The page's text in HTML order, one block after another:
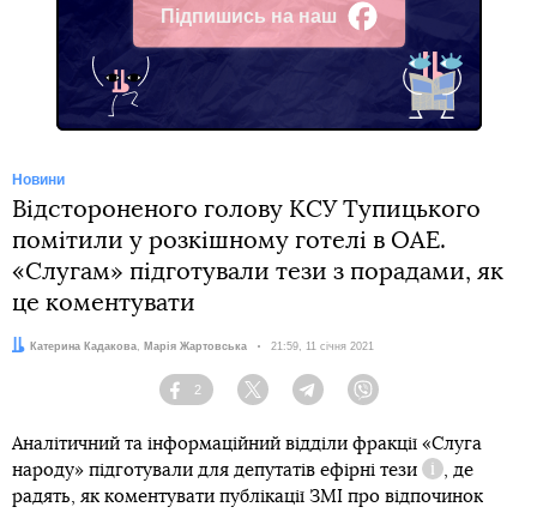
Підпишись на наш
Facebook
Новини
Відстороненого голову КСУ Тупицького
помітили у розкішному готелі в ОАЕ.
«Слугам» підготували тези з порадами, як
це коментувати
Автори:
Катерина Кадакова, Марія Жартовська Дата:
21:59, 11 січня 2021
Facebook
2
Twitter TelegramViber
Аналітичний та інформаційний відділи фракції «Слуга
народу» підготували для депутатів ефірні тези
Довідка
, де
радять, як коментувати публікації ЗМІ про відпочинок